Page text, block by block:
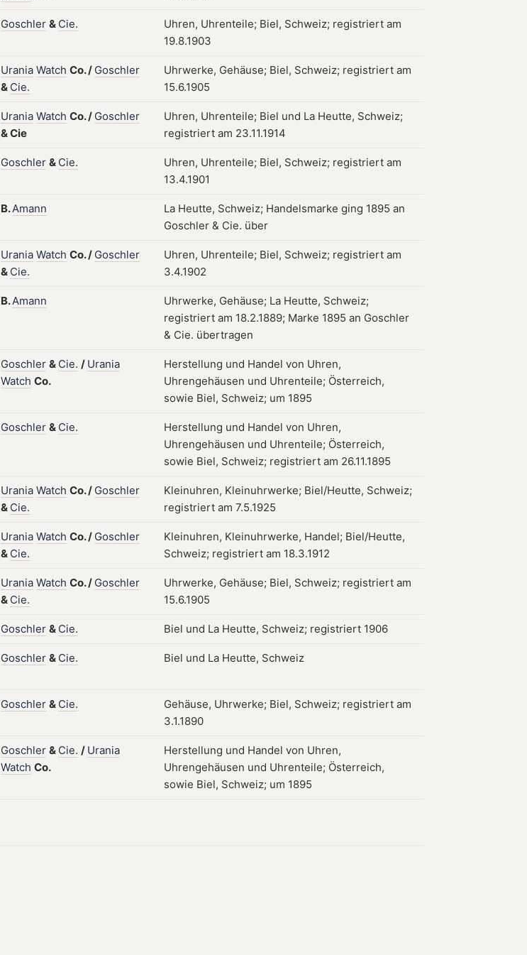
Goschler & Cie.
Uhren, Uhrenteile; Biel, Schweiz; registriert am
19.8.1903
Urania Watch Co./ Goschler
& Cie.
Uhrwerke, Gehäuse; Biel, Schweiz; registriert am
15.6.1905
Urania Watch Co./ Goschler
&Cie
Uhren, Uhrenteile; Biel und La Heutte, Schweiz;
registriert am 23.11.1914
Goschler & Cie.
Uhren, Uhrenteile; Biel, Schweiz; registriert am
13.4.1901
B.Amann
La Heutte, Schweiz; Handelsmarke ging 1895 an
Goschler & Cie. über
Urania Watch Co./ Goschler
& Cie.
Uhren, Uhrenteile; Biel, Schweiz; registriert am
3.4.1902
B.Amann
Uhrwerke, Gehäuse; La Heutte, Schweiz;
registriert am 18.2.1889; Marke 1895 an Goschler
& Cie. übertragen
Goschler & Cie. / Urania
Watch Co.
Herstellung und Handel von Uhren,
Uhrengehäusen und Uhrenteile; Österreich,
sowie Biel, Schweiz; um 1895
Goschler & Cie.
Herstellung und Handel von Uhren,
Uhrengehäusen und Uhrenteile; Österreich,
sowie Biel, Schweiz; registriert am 26.11.1895
Urania Watch Co./ Goschler
& Cie.
Kleinuhren, Kleinuhrwerke; Biel/Heutte, Schweiz;
registriert am 7.5.1925
Urania Watch Co./ Goschler
& Cie.
Kleinuhren, Kleinuhrwerke, Handel; Biel/Heutte,
Schweiz; registriert am 18.3.1912
Urania Watch Co./ Goschler
& Cie.
Uhrwerke, Gehäuse; Biel, Schweiz; registriert am
15.6.1905
Goschler & Cie. Biel und La Heutte, Schweiz; registriert 1906
Goschler & Cie. Biel und La Heutte, Schweiz
Goschler & Cie.
Gehäuse, Uhrwerke; Biel, Schweiz; registriert am
3.1.1890
Goschler & Cie. / Urania
Watch Co.
Herstellung und Handel von Uhren,
Uhrengehäusen und Uhrenteile; Österreich,
sowie Biel, Schweiz; um 1895